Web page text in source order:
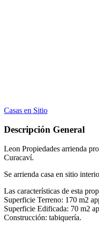
Casas en Sitio
Descripción General
Leon Propiedades arrienda
Curacaví.
Se arrienda casa en sitio
Las características de esta
Superficie Terreno: 170 m2
Superficie Edificada: 70 m2
Construcción: tabiquería.